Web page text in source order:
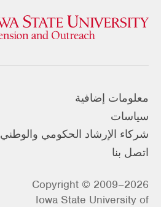
معلومات إضافية
سياسات
شركاء الإرشاد الحكومي والوطني
اتصل بنا
Copyright © 2009–2026
Iowa State University of